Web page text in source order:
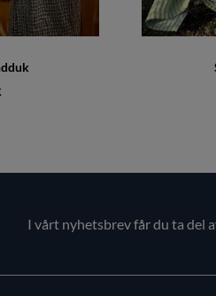
I vårt nyhetsbrev får du ta del